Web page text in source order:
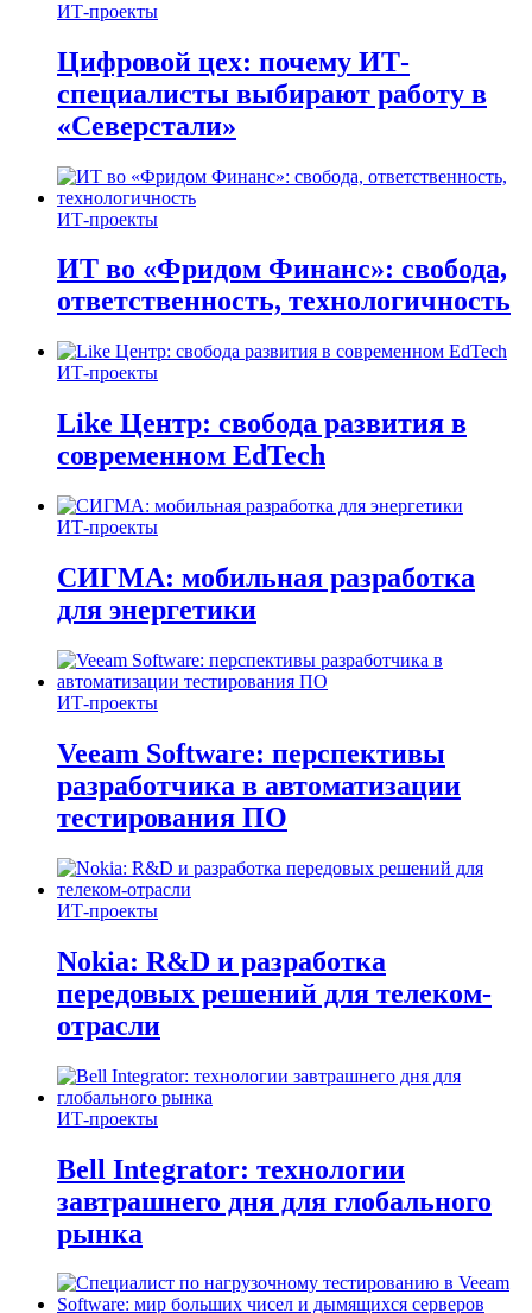
ИТ-проекты
Цифровой цех: почему ИТ-
специалисты выбирают работу в
«Северстали»
ИТ-проекты
ИТ во «Фридом Финанс»: свобода,
ответственность, технологичность
ИТ-проекты
Like Центр: свобода развития в
современном EdTech
ИТ-проекты
СИГМА: мобильная разработка
для энергетики
ИТ-проекты
Veeam Software: перспективы
разработчика в автоматизации
тестирования ПО
ИТ-проекты
Nokia: R&D и разработка
передовых решений для телеком-
отрасли
ИТ-проекты
Bell Integrator: технологии
завтрашнего дня для глобального
рынка